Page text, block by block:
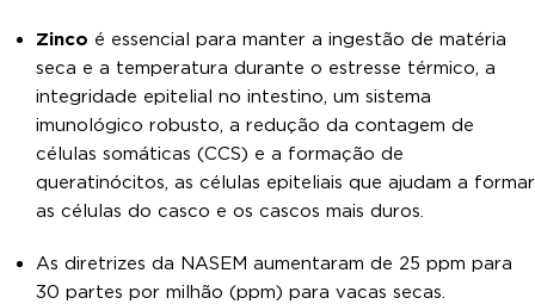
Zinco é essencial para manter a ingestão de matéria
seca e a temperatura durante o estresse térmico, a
integridade epitelial no intestino, um sistema
imunológico robusto, a redução da contagem de
células somáticas (CCS) e a formação de
queratinócitos, as células epiteliais que ajudam a formar
as células do casco e os cascos mais duros.
As diretrizes da NASEM aumentaram de 25 ppm para
30 partes por milhão (ppm) para vacas secas.